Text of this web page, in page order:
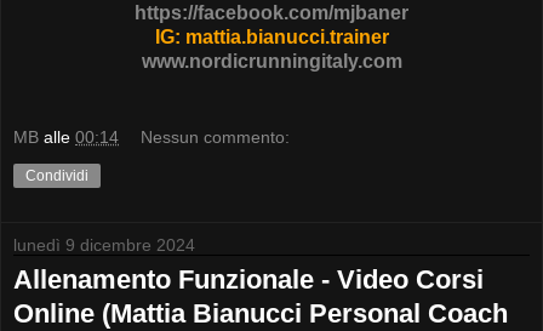
https://facebook.com/mjbaner
IG: mattia.bianucci.trainer
www.nordicrunningitaly.com
MB alle 00:14 Nessun commento:
Condividi
lunedì 9 dicembre 2024
Allenamento Funzionale - Video Corsi
Online (Mattia Bianucci Personal Coach